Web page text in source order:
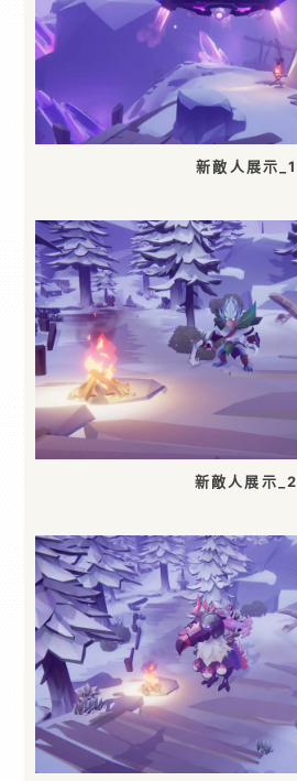
新敵人展示_1
新敵人展示_2